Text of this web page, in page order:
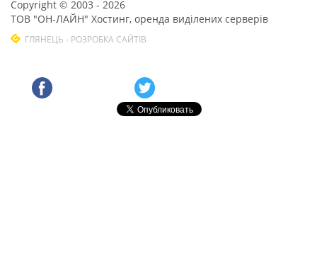
Copyright © 2003 - 2026
ТОВ "ОН-ЛАЙН" Хостинг, оренда виділених серверів
ГЛЯНЕЦЬ - РОЗРОБКА САЙТІВ